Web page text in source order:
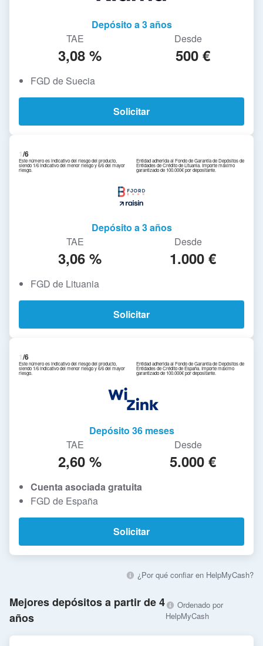
Depósito a 3 años
TAE
3,08 %
Desde
500 €
FGD de Suecia
Solicitar
1/6
Este número es indicativo del riesgo del producto,
siendo 1/6 indicativo del menor riesgo y 6/6 del mayor
riesgo.
Entidad adherida al Fondo de Garantía de Depósitos de
Entidades de Crédito de Lituania. Importe máximo
garantizado de 100.000€ por depositante.
Depósito a 3 años
TAE
3,06 %
Desde
1.000 €
FGD de Lituania
Solicitar
1/6
Este número es indicativo del riesgo del producto,
siendo 1/6 indicativo del menor riesgo y 6/6 del mayor
riesgo.
Entidad adherida al Fondo de Garantía de Depósitos de
Entidades de Crédito de España. Importe máximo
garantizado de 100.000€ por depositante.
Depósito 36 meses
TAE
2,60 %
Desde
5.000 €
Cuenta asociada gratuita
FGD de España
Solicitar
¿Por qué confiar en HelpMyCash?
Mejores depósitos a partir de 4
años
Ordenado por
HelpMyCash